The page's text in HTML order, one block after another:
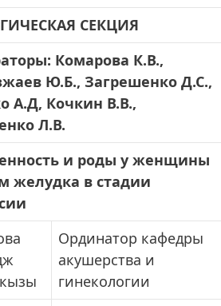
СЕКЦИЯ
Комарова К.В.,
Ю.Б., Загрешенко Д.С.,
А.Д, Кочкин В.В.,
Л.В.
и роды у женщины
желудка в стадии
Ординатор кафедры
акушерства и
гинекологии